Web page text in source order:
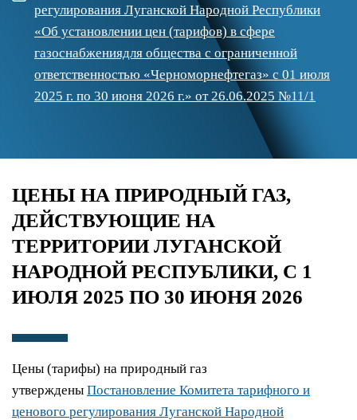
регулирования Луганской Народной Республики
«Об установлении цен (тарифов) в сфере
газоснабжениядля общества с ограниченной
ответственностью «Черноморнефтегаз» с 01 июля
2025 г. по 30 июня 2026 г.‎» от 26.06.2025 №11/1
ЦЕНЫ НА ПРИРОДНЫЙ ГАЗ,
ДЕЙСТВУЮЩИЕ НА
ТЕРРИТОРИИ ЛУГАНСКОЙ
НАРОДНОЙ РЕСПУБЛИКИ, С 1
ИЮЛЯ 2025 ПО 30 ИЮНЯ 2026
Цены (тарифы) на природный газ
утверждены Постановление Комитета тарифного и
ценового регулирования Луганской Народной